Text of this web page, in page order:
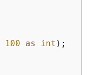
100 as int );